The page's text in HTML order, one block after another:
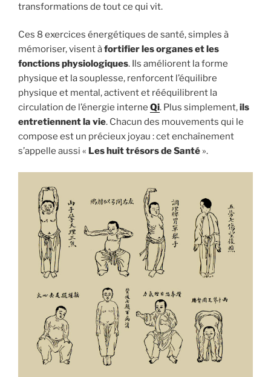
transformations de tout ce qui vit.
Ces 8 exercices énergétiques de santé, simples à
mémoriser, visent àfortifier les organes et les
fonctions physiologiques. Ils améliorent la forme
physique et la souplesse, renforcent l’équilibre
physique et mental, activent et rééquilibrent la
circulation de l’énergie interne Qi. Plus simplement,ils
entretiennent la vie. Chacun des mouvements qui le
compose est un précieux joyau : cet enchaînement
s’appelle aussi « Les huit trésors de Santé ».